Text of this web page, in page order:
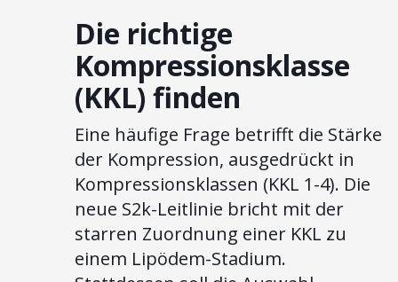
Die richtige
Kompressionsklasse
(KKL) finden
Eine häufige Frage betrifft die Stärke
der Kompression, ausgedrückt in
Kompressionsklassen (KKL 1-4). Die
neue S2k-Leitlinie bricht mit der
starren Zuordnung einer KKL zu
einem Lipödem-Stadium.